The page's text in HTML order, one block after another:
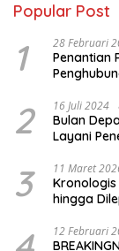
Popular Post
1 28 Februari
Penantian
2 16 Juli 2024
Bulan
Layani
3 11 Maret
Kronologis
hingga
12 Februari